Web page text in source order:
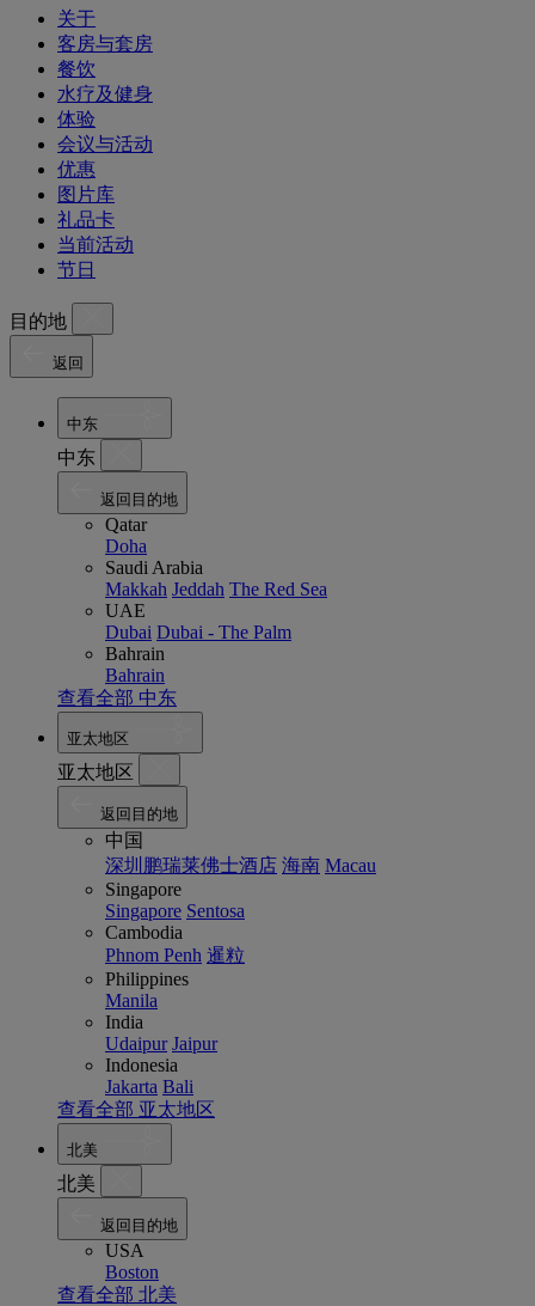
关于
客房与套房
餐饮
水疗及健身
体验
会议与活动
优惠
图片库
礼品卡
当前活动
节日
目的地
返回
中东
中东
返回目的地
Qatar
Doha
Saudi Arabia
Makkah Jeddah The Red Sea
UAE
Dubai Dubai - The Palm
Bahrain
Bahrain
查看全部 中东
亚太地区
亚太地区
返回目的地
中国
深圳鹏瑞莱佛士酒店 海南 Macau
Singapore
Singapore Sentosa
Cambodia
Phnom Penh 暹粒
Philippines
Manila
India
Udaipur Jaipur
Indonesia
Jakarta Bali
查看全部 亚太地区
北美
北美
返回目的地
USA
Boston
查看全部 北美